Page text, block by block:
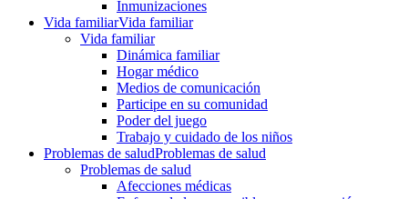
Inmunizaciones
Vida familiarVida familiar
Vida familiar
Dinámica familiar
Hogar médico
Medios de comunicación
Participe en su comunidad
Poder del juego
Trabajo y cuidado de los niños
Problemas de saludProblemas de salud
Problemas de salud
Afecciones médicas